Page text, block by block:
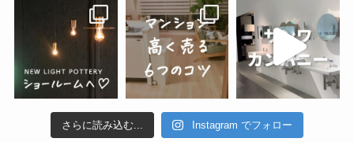
さらに読み込む... Instagram でフォロー